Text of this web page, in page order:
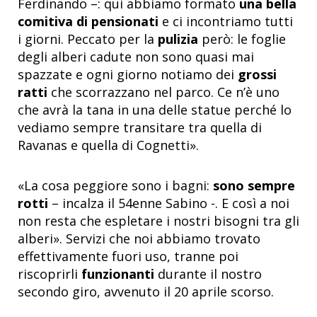
comitiva di pensionati e ci incontriamo tutti
i giorni. Peccato per la pulizia però: le foglie
degli alberi cadute non sono quasi mai
spazzate e ogni giorno notiamo dei grossi
ratti che scorrazzano nel parco. Ce n’è uno
che avrà la tana in una delle statue perché lo
vediamo sempre transitare tra quella di
Ravanas e quella di Cognetti».
«La cosa peggiore sono i bagni: sono sempre
rotti – incalza il 54enne Sabino -. E così a noi
non resta che espletare i nostri bisogni tra gli
alberi». Servizi che noi abbiamo trovato
effettivamente fuori uso, tranne poi
riscoprirli funzionanti durante il nostro
secondo giro, avvenuto il 20 aprile scorso.